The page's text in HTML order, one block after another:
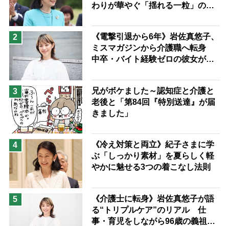
予防法
わりが華やぐ「揺れる一粒」の使
2
《電撃引退から6年》岩佐真悠子、
ミスマガジンから介護職へ転身
中卒・バイト経験ゼロの彼女が見
ながら自分らしくいられる」
3
兄がボケました～認知症と介護と
老後と「第84回『特別送達』が届
きました」
4
《冷え対策と両立》紀子さまに学
ぶ「しっかり素材」を夏らしく軽
やかに魅せる3つの着こなし法則
5
《介護士に転身》岩佐真悠子が語
る“トリプルケア”のリアル 仕
事・育児をしながら96歳の義祖母